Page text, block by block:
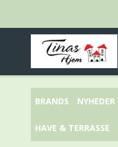
BRANDS NYHEDER
HAVE & TERRASSE